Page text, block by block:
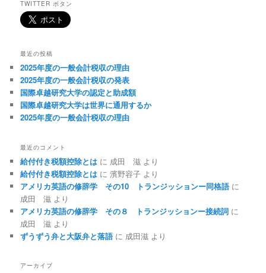
TWITTER ボタン
最近の投稿
2025年度の一般会計税収の理由
2025年度の一般会計税収の発表
国際卓越研究大学の認定と助成額
国際卓越研究大学は世界に通用するか
2025年度の一般会計税収の理由
最近のコメント
給付付き税額控除とは に 成田 滋 より
給付付き税額控除とは に濱野容子 より
アメリカ英語の修辞学 その10 トランジッションー同格語に
成田 滋 より
アメリカ英語の修辞学 その８ トランジッションー接続詞 に
成田 滋 より
ずうずう弁と大阪弁と落語に 成田滋 より
アーカイブ